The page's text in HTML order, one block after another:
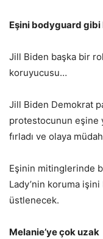
Eşini bodyguard
Jill Biden başka bir
koruyucusu…
Jill Biden Demokrat
protestocunun eşine
fırladı ve olaya
Eşinin mitinglerinde
Lady’nin koruma
üstlenecek.
Melanie’ye çok uzak